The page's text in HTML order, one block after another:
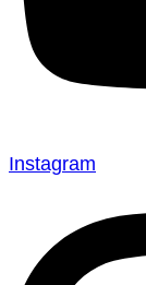
Instagram